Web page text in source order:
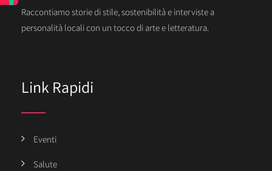
Raccontiamo storie di stile, sostenibilità e interviste a
personalità locali con un tocco di arte e letteratura.
Link Rapidi
Eventi
Salute